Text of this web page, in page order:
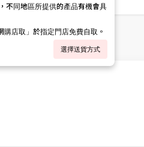
不同地區所提供的產品有機會具
店取」於指定門店免費自取。
選擇送貨方式